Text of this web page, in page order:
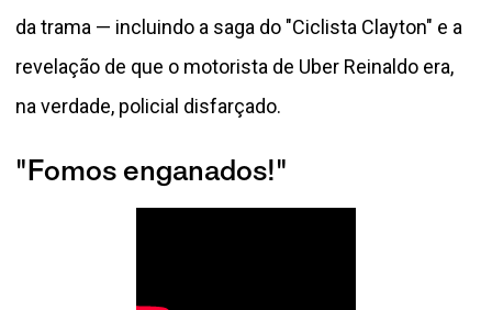
da trama — incluindo a saga do "Ciclista Clayton" e a
revelação de que o motorista de Uber Reinaldo era,
na verdade, policial disfarçado.
"Fomos enganados!"